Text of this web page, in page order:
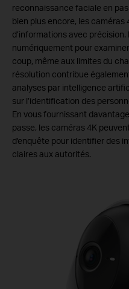
reconnaissance faciale en
bien plus encore, les
d’informations avec
numériquement pour
coup, même aux limites du
résolution contribue
analyses par intelligence
sur l’identification des
En vous fournissant
passe, les caméras 4K
d'enquête pour identifier des
claires aux autorités.